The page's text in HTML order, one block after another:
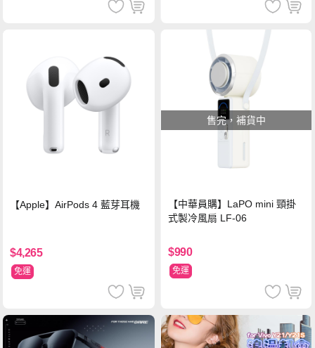
【Apple】AirPods 4 藍芽耳機
$4,265
免運
售完，補貨中
【中華員購】LaPO mini 頸掛
式製冷風扇 LF-06
$990
免運